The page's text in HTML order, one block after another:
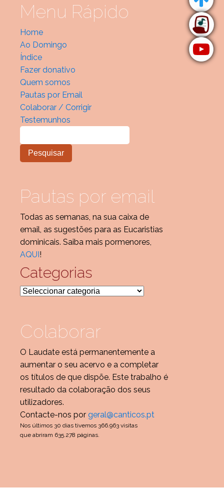
Menu Rápido
Home
Ao Domingo
Índice
Fazer donativo
Quem somos
Pautas por Email
Colaborar / Corrigir
Testemunhos
Pautas por email
Todas as semanas, na sua caixa de
email, as sugestões para as Eucaristias
dominicais. Saiba mais pormenores,
AQUI!
Categorias
Categorias
Colaborar
O Laudate está permanentemente a
aumentar o seu acervo e a completar
os títulos de que dispõe. Este trabalho é
resultado da colaboração dos seus
utilizadores.
Contacte-nos por geral@canticos.pt
Nos últimos 30 dias tivemos 366.963 visitas
que abriram 635.278 páginas.